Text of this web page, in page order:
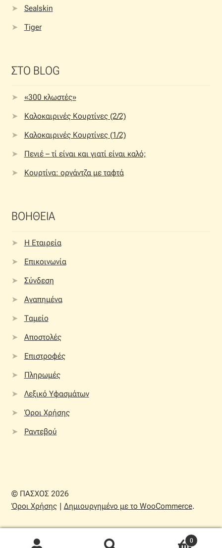
Sealskin
Tiger
ΣΤΟ BLOG
«300 κλωστές»
Καλοκαιρινές Κουρτίνες (2/2)
Καλοκαιρινές Κουρτίνες (1/2)
Πενιέ – τί είναι και γιατί είναι καλό;
Κουρτίνα: οργάντζα με ταφτά
ΒΟΗΘΕΙΑ
Η Εταιρεία
Επικοινωνία
Σύνδεση
Αγαπημένα
Ταμείο
Αποστολές
Επιστροφές
Πληρωμές
Λεξικό Υφασμάτων
Όροι Χρήσης
Ραντεβού
© ΠΑΣΧΟΣ 2026
Όροι Χρήσης
Δημιουργημένο με το WooCommerce.
0